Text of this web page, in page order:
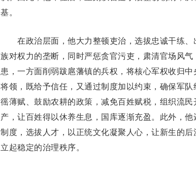
基。
在政治层面，他大力整顿吏治，选拔忠诚干练、
族对权力的垄断，同时严惩贪官污吏，肃清官场风
患，一方面削弱跋扈藩镇的兵权，将核心军权收归
将领，既给予信任，又通过制度加以约束，确保军
徭薄赋、鼓励农耕的政策，减免百姓赋税，组织流
产，让百姓得以休养生息，国库逐渐充盈。此外，
制度，选拔人才，以正统文化凝聚人心，让新生的
立起稳定的治理秩序。